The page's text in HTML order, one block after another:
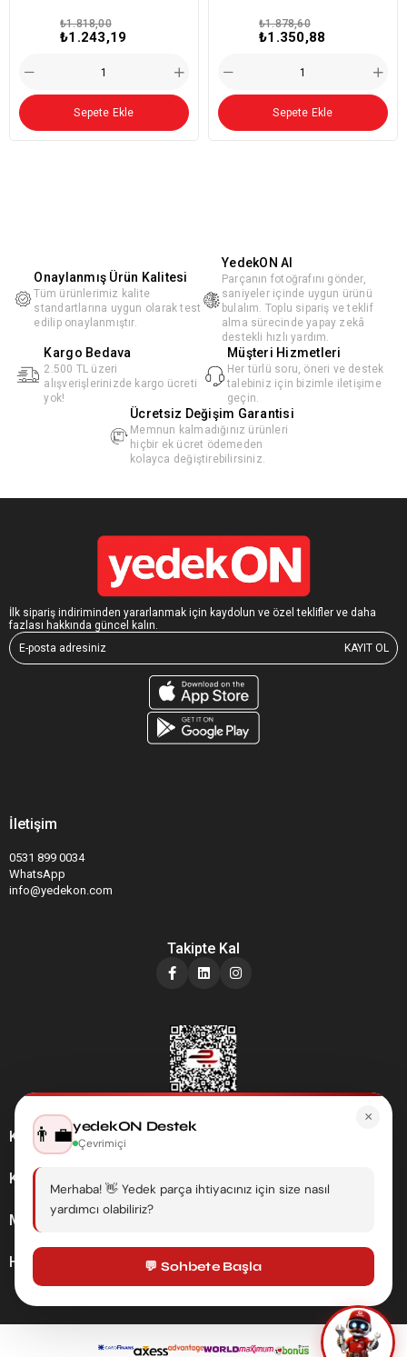
₺1.243,19
₺1.818,00
Sepete Ekle
₺1.350,88
₺1.878,60
Sepete Ekle
Onaylanmış Ürün Kalitesi
Tüm ürünlerimiz kalite
standartlarına uygun olarak test
edilip onaylanmıştır.
YedekON AI
Parçanın fotoğrafını gönder,
saniyeler içinde uygun ürünü
bulalım. Toplu sipariş ve teklif
alma sürecinde yapay zekâ
destekli hızlı yardım.
Kargo Bedava
2.500 TL üzeri
alışverişlerinizde kargo ücreti
yok!
Müşteri Hizmetleri
Her türlü soru, öneri ve destek
talebiniz için bizimle iletişime
geçin.
Ücretsiz Değişim Garantisi
Memnun kalmadığınız ürünleri
hiçbir ek ücret ödemeden
kolayca değiştirebilirsiniz.
İlk sipariş indiriminden yararlanmak için kaydolun ve özel teklifler ve daha
fazlası hakkında güncel kalın.
KAYIT OL
İletişim
0531 899 0034
WhatsApp
info@yedekon.com
Takipte Kal
Kategoriler
Kurumsal
Müşteri Hizmetleri
Hesabım
×
👨‍💼yedekON Destek
Çevrimiçi
Merhaba! 👋 Yedek parça ihtiyacınız için size nasıl
yardımcı olabiliriz?
💬 Sohbete Başla